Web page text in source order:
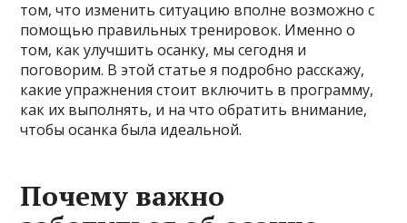
том, что изменить ситуацию вполне возможно с
помощью правильных тренировок. Именно о
том, как улучшить осанку, мы сегодня и
поговорим. В этой статье я подробно расскажу,
какие упражнения стоит включить в программу,
как их выполнять, и на что обратить внимание,
чтобы осанка была идеальной.
Почему важно